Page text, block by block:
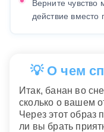
Верните
действие вместо
💡 О чем
Итак, банан во
сколько о вашем
Через этот образ
ли вы брать